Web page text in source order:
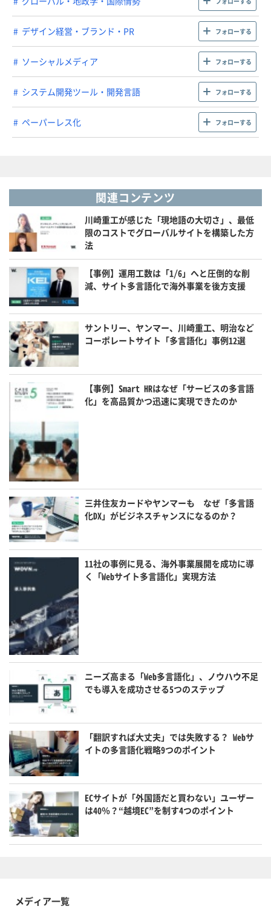
デザイン経営・ブランド・PR フォローする
ソーシャルメディア フォローする
システム開発ツール・開発言語 フォローする
ペーパーレス化 フォローする
関連コンテンツ
川崎重工が感じた「現地語の大切さ」、最低
限のコストでグローバルサイトを構築した方
法
【事例】運用工数は「1/6」へと圧倒的な削
減、サイト多言語化で海外事業を後方支援
サントリー、ヤンマー、川崎重工、明治など
コーポレートサイト「多言語化」事例12選
【事例】Smart HRはなぜ「サービスの多言語
化」を高品質かつ迅速に実現できたのか
三井住友カードやヤンマーも なぜ「多言語
化DX」がビジネスチャンスになるのか？
11社の事例に見る、海外事業展開を成功に導
く「Webサイト多言語化」実現方法
ニーズ高まる「Web多言語化」、ノウハウ不足
でも導入を成功させる5つのステップ
「翻訳すれば大丈夫」では失敗する？ Webサ
イトの多言語化戦略9つのポイント
ECサイトが「外国語だと買わない」ユーザー
は40％？“越境EC”を制す4つのポイント
メディア一覧